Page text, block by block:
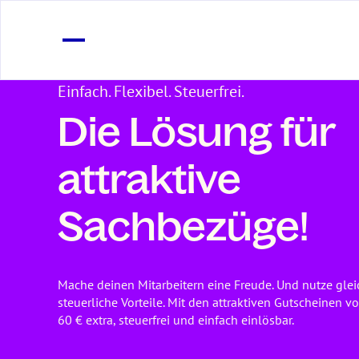
Einfach. Flexibel. Steuerfrei.
Die Lösung für
attraktive
Sachbezüge!
Mache deinen Mitarbeitern eine Freude. Und nutze
steuerliche Vorteile. Mit den attraktiven Gutscheinen
60 € extra, steuerfrei und einfach einlösbar.